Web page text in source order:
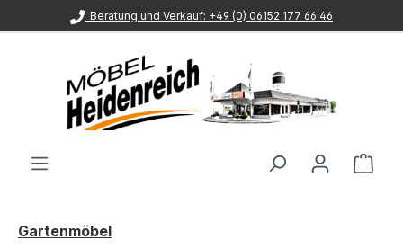
Zum Hauptinhalt springen
Beratung und Verkauf: +49 (0) 06152 177 66 46
Gartenmöbel